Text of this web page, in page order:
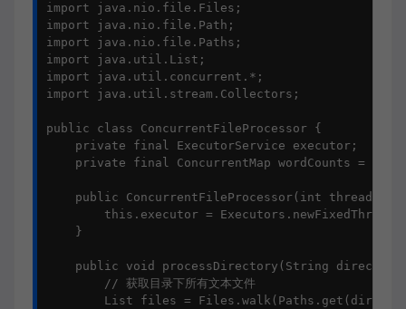
import java.nio.file.Files;
import java.nio.file.Path;
import java.nio.file.Paths;
import java.util.List;
import java.util.concurrent.*;
import java.util.stream.Collectors;
public class ConcurrentFileProcessor {
    private final ExecutorService executor;
private final ConcurrentMap wordCounts = new
public ConcurrentFileProcessor(int
this.executor =
    }
public void processDirectory(String
        // 获取目录下所有文本文件
List files =